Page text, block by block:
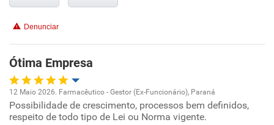
Recomenda esta empresa
Benefícios
Recomenda esta empresa
Denunciar
Ótima Empresa
Oportunidade de promoção
12 Maio 2026. Farmacêutico - Gestor (Ex-Funcionário), Paraná
Possibilidade de crescimento, processos bem definidos,
respeito de todo tipo de Lei ou Norma vigente.